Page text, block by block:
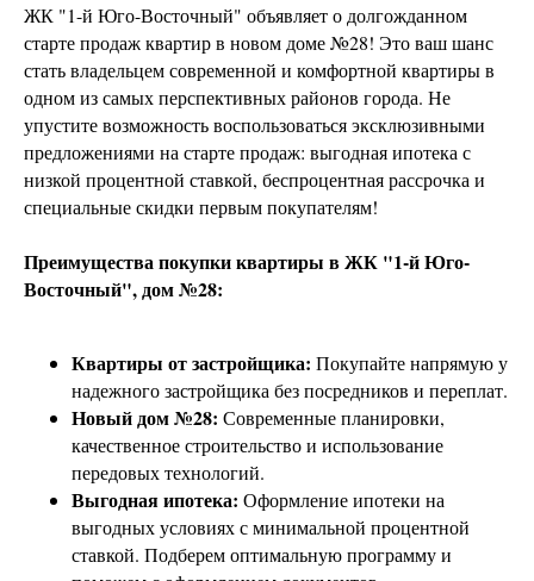
ЖК "1-й Юго-Восточный" объявляет о долгожданном
старте продаж квартир в новом доме №28! Это ваш шанс
стать владельцем современной и комфортной квартиры в
одном из самых перспективных районов города. Не
упустите возможность воспользоваться эксклюзивными
предложениями на старте продаж: выгодная ипотека с
низкой процентной ставкой, беспроцентная рассрочка и
специальные скидки первым покупателям!
Преимущества покупки квартиры в ЖК "1-й Юго-
Восточный", дом №28:
Квартиры от застройщика: Покупайте напрямую у
надежного застройщика без посредников и переплат.
Новый дом №28: Современные планировки,
качественное строительство и использование
передовых технологий.
Выгодная ипотека: Оформление ипотеки на
выгодных условиях с минимальной процентной
ставкой. Подберем оптимальную программу и